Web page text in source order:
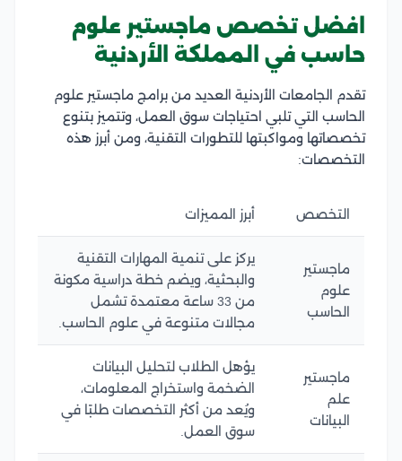
افضل تخصص ماجستير علوم
حاسب في المملكة الأردنية
تقدم الجامعات الأردنية العديد من برامج ماجستير علوم
الحاسب التي تلبي احتياجات سوق العمل، وتتميز بتنوع
تخصصاتها ومواكبتها للتطورات التقنية، ومن أبرز هذه
التخصصات:
التخصص أبرز المميزات
ماجستير
علوم
الحاسب
يركز على تنمية المهارات التقنية
والبحثية، ويضم خطة دراسية مكونة
من 33 ساعة معتمدة تشمل
مجالات متنوعة في علوم الحاسب.
ماجستير
علم
البيانات
يؤهل الطلاب لتحليل البيانات
الضخمة واستخراج المعلومات،
ويُعد من أكثر التخصصات طلبًا في
سوق العمل.